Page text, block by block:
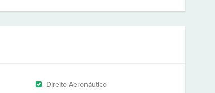
Direito Aeronáutico